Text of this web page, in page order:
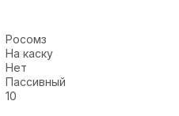
Росомз
На каску
Нет
Пассивный
10